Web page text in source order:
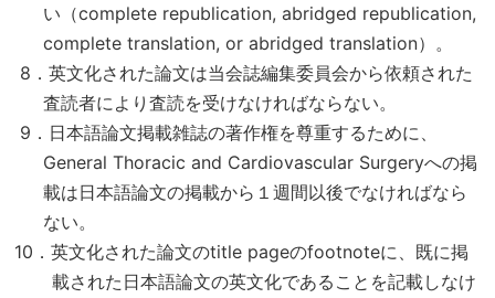
い（complete republication, abridged republication,
complete translation, or abridged translation）。
8．英文化された論文は当会誌編集委員会から依頼された
査読者により査読を受けなければならない。
9．日本語論文掲載雑誌の著作権を尊重するために、
General Thoracic and Cardiovascular Surgeryへの掲
載は日本語論文の掲載から１週間以後でなければなら
ない。
10．英文化された論文のtitle pageのfootnoteに、既に掲
載された日本語論文の英文化であることを記載しなけ